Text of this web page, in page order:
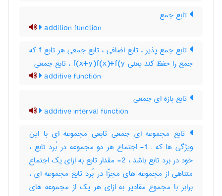
تابع جمع
addition function
تابع جمع پذیر ، تابع اضافی ، تابع جمعی هر تابع f که
جمع را حفظ کند یعنی f(x+y)f(x)+f(y ، تابع جمعی
additive function
تابع بازه ای جمعی
additive interval function
تابع مجموعه ای جمعی تابعی مجموعه ای با این
ویژگی ها که : 1- اجتماع هر دو مجموعه در بُرد تابع ،
خود در برد تابع باشد ، 2- مقدار تابع به ازای یک اجتماع
متناهی از مجموعه های مجزّا در بُرد تابع مجموعه ای ،
برابر با مجموع مقادیر به ازای هر یک از مجموعه های